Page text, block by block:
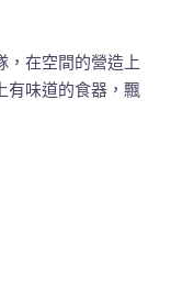
，在空間的營造上
有味道的食器，飄